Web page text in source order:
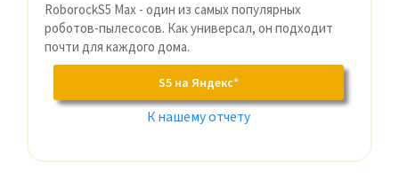
RoborockS5 Max - один из самых популярных
роботов-пылесосов. Как универсал, он подходит
почти для каждого дома.
S5 на Яндекс*
К нашему отчету